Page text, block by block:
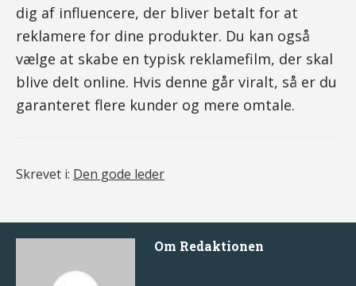
dig af influencere, der bliver betalt for at
reklamere for dine produkter. Du kan også
vælge at skabe en typisk reklamefilm, der skal
blive delt online. Hvis denne går viralt, så er du
garanteret flere kunder og mere omtale.
Skrevet i: Den gode leder
Om Redaktionen